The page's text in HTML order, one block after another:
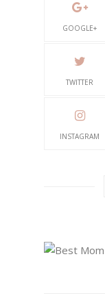
GOOGLE+
TWITTER
INSTAGRAM